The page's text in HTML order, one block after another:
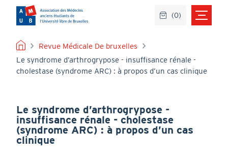
contenu
principal
FIL
D'ARIANE
Revue Médicale De bruxelles
Le syndrome d’arthrogrypose - insuffisance rénale -
cholestase (syndrome ARC) : à propos d’un cas clinique
Le syndrome d’arthrogrypose -
insuffisance rénale - cholestase
(syndrome ARC) : à propos d’un cas
clinique
(0)